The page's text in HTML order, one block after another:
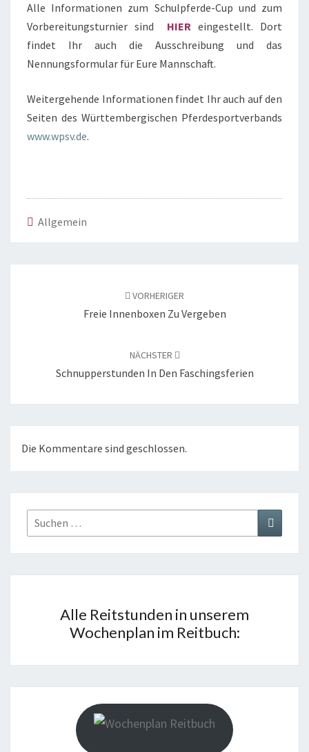
Alle Informationen zum Schulpferde-Cup und zum
Vorbereitungsturnier sind HIER eingestellt. Dort
findet Ihr auch die Ausschreibung und das
Nennungsformular für Eure Mannschaft.
Weitergehende Informationen findet Ihr auch auf den
Seiten des Württembergischen Pferdesportverbands
www.wpsv.de.
Allgemein
VORHERIGER
Freie Innenboxen Zu Vergeben
NÄCHSTER
Schnupperstunden In Den Faschingsferien
Die Kommentare sind geschlossen.
Suchen
nach:
Suchen
Alle Reitstunden in unserem
Wochenplan im Reitbuch: